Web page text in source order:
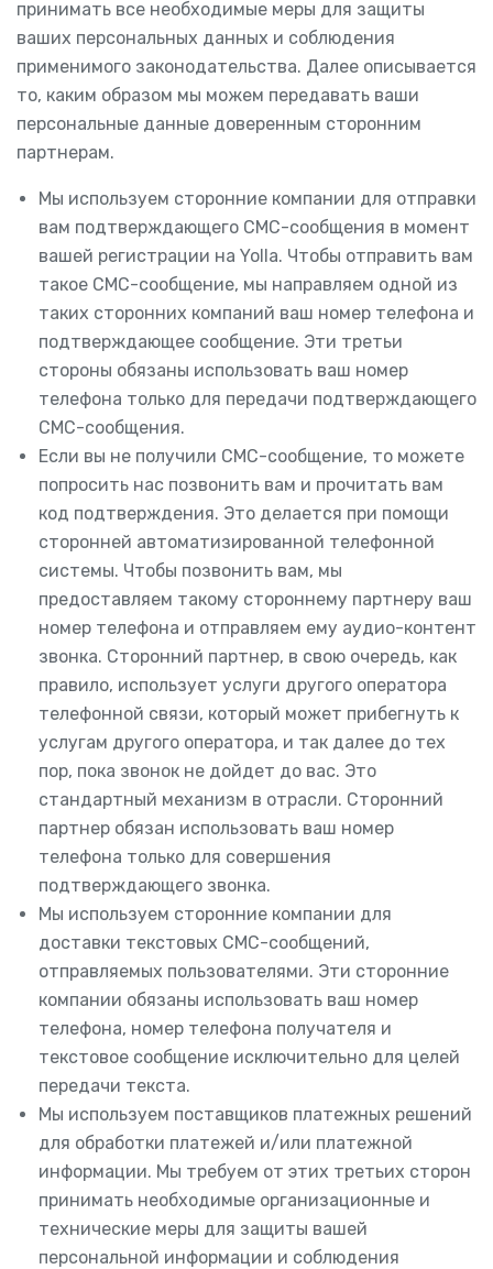
принимать все необходимые меры для защиты
ваших персональных данных и соблюдения
применимого законодательства. Далее описывается
то, каким образом мы можем передавать ваши
персональные данные доверенным сторонним
партнерам.
Мы используем сторонние компании для отправки
вам подтверждающего СМС-сообщения в момент
вашей регистрации на Yolla. Чтобы отправить вам
такое СМС-сообщение, мы направляем одной из
таких сторонних компаний ваш номер телефона и
подтверждающее сообщение. Эти третьи
стороны обязаны использовать ваш номер
телефона только для передачи подтверждающего
СМС-сообщения.
Если вы не получили СМС-сообщение, то можете
попросить нас позвонить вам и прочитать вам
код подтверждения. Это делается при помощи
сторонней автоматизированной телефонной
системы. Чтобы позвонить вам, мы
предоставляем такому стороннему партнеру ваш
номер телефона и отправляем ему аудио-контент
звонка. Сторонний партнер, в свою очередь, как
правило, использует услуги другого оператора
телефонной связи, который может прибегнуть к
услугам другого оператора, и так далее до тех
пор, пока звонок не дойдет до вас. Это
стандартный механизм в отрасли. Сторонний
партнер обязан использовать ваш номер
телефона только для совершения
подтверждающего звонка.
Мы используем сторонние компании для
доставки текстовых СМС-сообщений,
отправляемых пользователями. Эти сторонние
компании обязаны использовать ваш номер
телефона, номер телефона получателя и
текстовое сообщение исключительно для целей
передачи текста.
Мы используем поставщиков платежных решений
для обработки платежей и/или платежной
информации. Мы требуем от этих третьих сторон
принимать необходимые организационные и
технические меры для защиты вашей
персональной информации и соблюдения